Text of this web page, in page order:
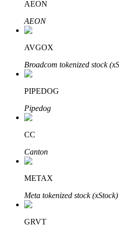
Blokady BTR
Ekskluzywne inwestycje dla
Pożyczki
AEON
AEON
AVGOX
Broadcom tokenized stock
PIPEDOG
Pipedog
CC
Canton
METAX
Meta tokenized stock (xStock)
GRVT